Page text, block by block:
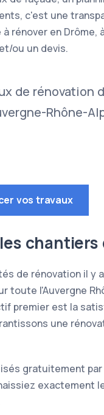
c'est une
rénover en Drôme,
ou un devis.
de rénovation
Rhône-
vos travaux
chantiers
de rénovation il y
toute l'Auvergne
premier est la
une
gratuitement
exactement